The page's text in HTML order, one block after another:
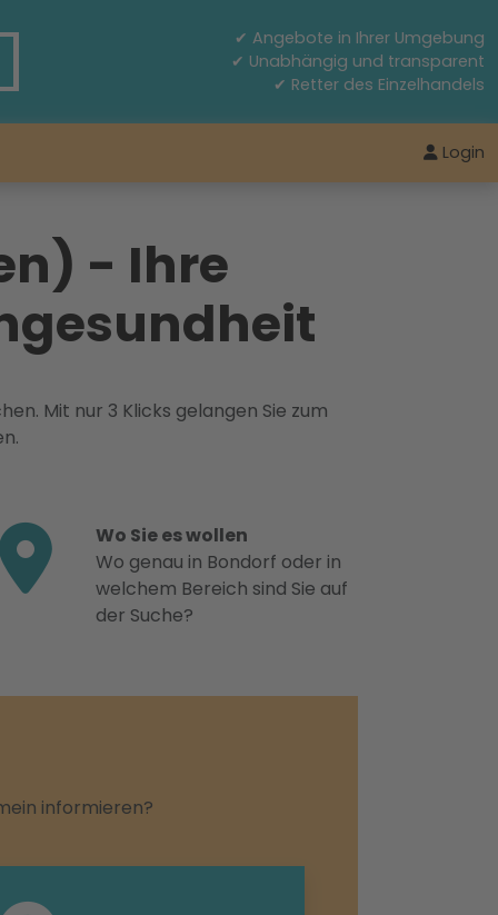
✔ Angebote in Ihrer Umgebung
✔ Unabhängig und transparent
✔ Retter des Einzelhandels
Login
- Ihre
Mit nur 3 Klicks gelangen Sie zum
Wo Sie es wollen
Wo genau in Bondorf oder in
welchem Bereich sind Sie auf
der Suche?
informieren?